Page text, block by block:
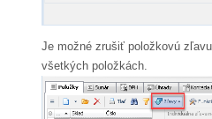
Je možné zrušiť položkovú
všetkých položkách.